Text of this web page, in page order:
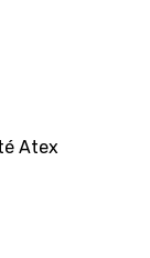
Atex